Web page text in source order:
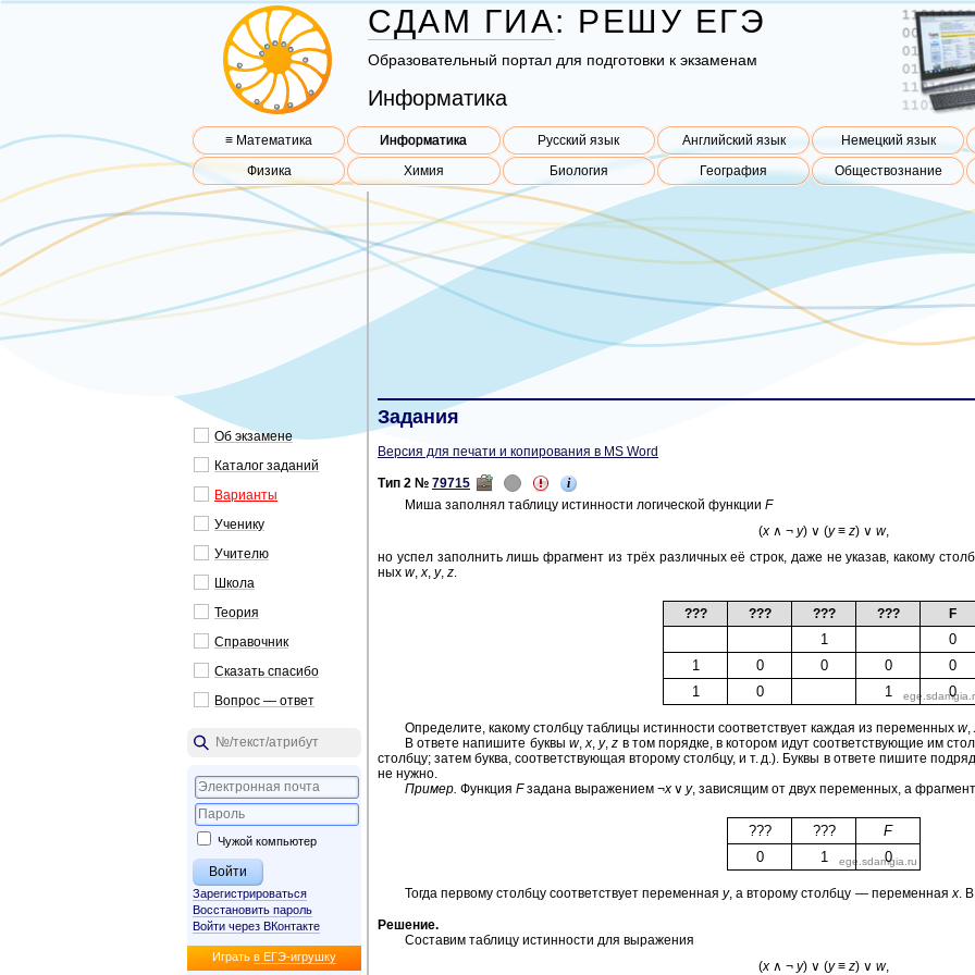
СДАМ ГИА: РЕШУ ЕГЭ
Об­ра­зо­ва­тель­ный пор­тал для под­го­тов­ки к эк­за­ме­нам
Информатика
≡ Математика Информатика Русский язык Английский язык
Немецкий язык
Физика
Химия Биология География Обществознание
Об эк­за­ме­не
Ка­та­лог за­да­ний
Ва­ри­ан­ты
Уче­ни­ку
Учи­те­лю
Школа
Тео­рия
Спра­воч­ник
Ска­зать спа­си­бо
Во­прос — ответ
Чужой компьютер
Зарегистрироваться
Восстановить пароль
Войти через ВКонтакте
Иг­рать в ЕГЭ-иг­руш­ку
Задания
Версия для печати и копирования в MS Word
Тип 2 № 79715
i
Миша за­пол­нял таб­ли­цу ис­тин­но­сти ло­ги­че­ской функ­ции F
(x ∧ ¬ y) ∨ (y≡ z) ∨ w,
но успел за­пол­нить лишь фраг­мент из трёх раз­лич­ных её строк, даже не ука­зав, ка­ко­му
ных w,x, y, z.
??? ??? ??? ??? F
1
0
1
0 0 0
0
1
0 1 0
Опре­де­ли­те, ка­ко­му столб­цу таб­ли­цы ис­тин­но­сти со­от­вет­ству­ет каж­дая из пе­ре­мен­ных w,
В от­ве­те на­пи­ши­те буквы w,x,y,z в том по­ряд­ке, в ко­то­ром идут со­от­вет­ству­ю­щие им
столб­цу; затем буква, со­от­вет­ству­ю­щая вто­ро­му столб­цу, и т. д.). Буквы в от­ве­те пи­ши­те
не нужно.
При­мер. Функ­ция Fза­да­на вы­ра­же­ни­ем ¬x ∨ y, за­ви­ся­щим от двух пе­ре­мен­ных, а
??? ???
F
0
1 0
Тогда пер­во­му столб­цу со­от­вет­ству­ет пе­ре­мен­ная y, а вто­ро­му столб­цу — пе­ре­мен­наяx.
Ре­ше­ние.
Со­ста­вим таб­ли­цу ис­тин­но­сти для вы­ра­же­ния
(x ∧ ¬ y) ∨ (y≡ z) ∨ w,